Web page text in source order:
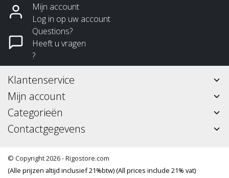
Mijn account
Log in op uw account
Questions?
Heeft u vragen
?
Klantenservice
Mijn account
Categorieën
Contactgegevens
© Copyright 2026 - Rigostore.com
(Alle prijzen altijd inclusief 21%btw) (All prices include 21% vat)